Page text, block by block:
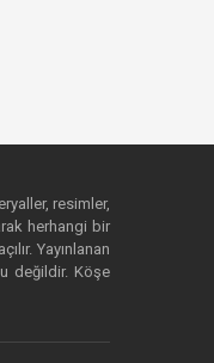
resimler,
herhangi bir
Yayınlanan
değildir. Köşe